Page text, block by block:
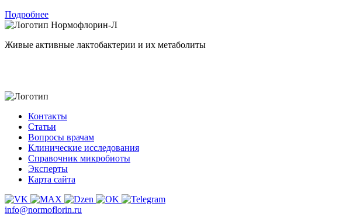
Подробнее
Нормофлорин-Л
Живые активные лактобактерии и их метаболиты
Контакты
Статьи
Вопросы врачам
Клинические исследования
Справочник микробиоты
Эксперты
Карта сайта
info@normoflorin.ru